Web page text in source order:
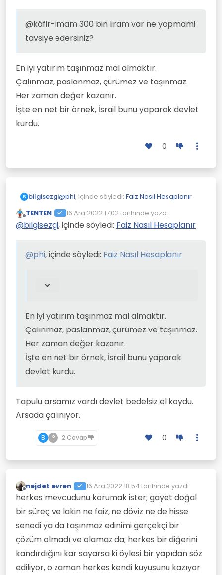
oyun kurucudur. Kısa
blöf yapma olanağımız yok.
Devletlerin finansal durumlarını
bize herşey gülistan gibi
gösteriliyor.
@kâfir-imam 300 bin liram var ne yapmami
tavsiye edersiniz?
En iyi yatırım taşınmaz mal almaktır.
Çalınmaz, paslanmaz, çürümez ve taşınmaz.
Her zaman değer kazanır.
İşte en net bir örnek, İsrail bunu yaparak devlet
kurdu.
0
B bilgisezgi@phi, içinde söyledi: Faiz Nasıl Hesaplanır
@kâfir-imam 300 bin liram var ne
Çalınmaz, paslanmaz, çürümez ve
taşınmaz.
Çevrimdışı
TENTEN 16 Ara 2022 17:02tarihinde yazdı
Son düzenleyen:
@bilgisezgi, içinde söyledi: Faiz Nasıl Hesaplanır
@phi, içinde söyledi: Faiz Nasıl Hesaplanır
En iyi yatırım taşınmaz mal almaktır.
Çalınmaz, paslanmaz, çürümez ve taşınmaz.
Her zaman değer kazanır.
İşte en net bir örnek, İsrail bunu yaparak
devlet kurdu.
Tapulu arsamız vardı devlet bedelsiz el koydu.
Arsada çalınıyor.
B ? 2 Cevap 0
Çevrimdışı
nejdet evren 16 Ara 2022 18:54 tarihinde yazdı
Son düzenleyen:
herkes mevcudunu korumak ister; gayet doğal
bir süreç ve lakin ne faiz, ne döviz ne de hisse
senedi ya da taşınmaz edinimi gerçekçi bir
çözüm olmadı ve olamaz da; herkes bir diğerini
kandırdığını kar sayarsa ki öylesi bir yapıdan söz
ediliyor, o zaman herkes kendi kuyusunu kazıyor